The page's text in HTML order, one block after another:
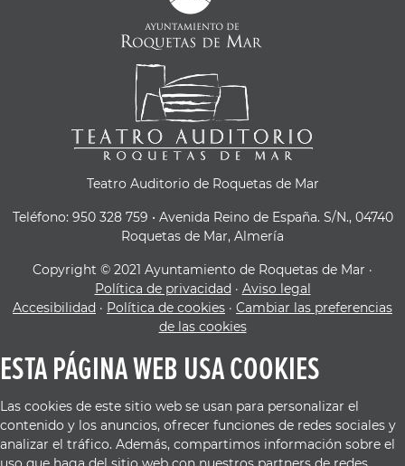
Teatro Auditorio de Roquetas de Mar
Teléfono: 950 328 759 • Avenida Reino de España. S/N., 04740
Roquetas de Mar, Almería
Copyright © 2021 Ayuntamiento de Roquetas de Mar ·
Política de privacidad · Aviso legal
Accesibilidad · Política de cookies · Cambiar las preferencias
de las cookies
ESTA PÁGINA WEB USA COOKIES
Las cookies de este sitio web se usan para personalizar el
contenido y los anuncios, ofrecer funciones de redes sociales y
analizar el tráfico. Además, compartimos información sobre el